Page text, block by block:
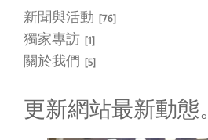
新聞與活動 [76]
獨家專訪 [1]
關於我們 [5]
更新網站最新動態。